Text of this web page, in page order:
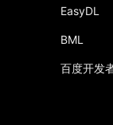
EasyDL
BML
百度开发